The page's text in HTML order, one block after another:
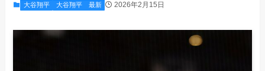
大谷翔平 大谷翔平 最新 2026年2月15日